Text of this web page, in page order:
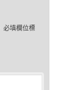
必填欄位標